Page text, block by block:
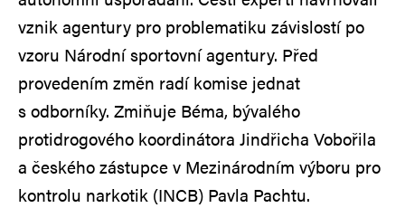
vznik agentury pro problematiku závislostí po
vzoru Národní sportovní agentury. Před
provedením změn radí komise jednat
s odborníky. Zmiňuje Béma, bývalého
protidrogového koordinátora Jindřicha Vobořila
a českého zástupce v Mezinárodním výboru pro
kontrolu narkotik (INCB) Pavla Pachtu.